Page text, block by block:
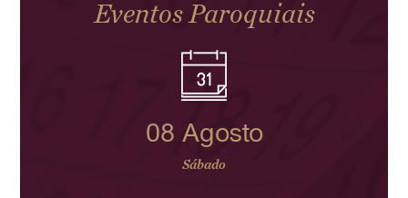
Eventos Paroquiais
08 Agosto
Sábado